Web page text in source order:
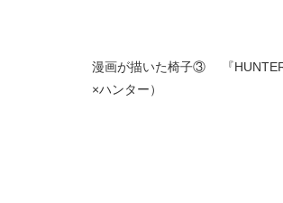
漫画が描いた椅子③ 『
×ハンター）